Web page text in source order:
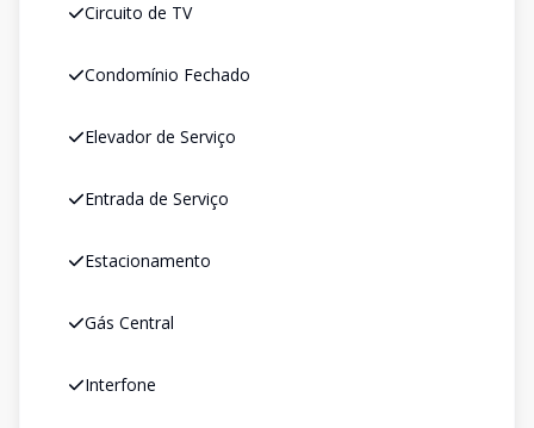
Circuito de TV
Condomínio Fechado
Elevador de Serviço
Entrada de Serviço
Estacionamento
Gás Central
Interfone